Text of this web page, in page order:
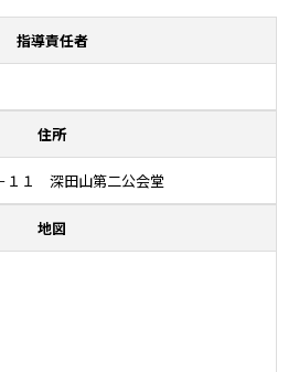
指導責任者
住所
１１ 深田山第二公会堂
地図